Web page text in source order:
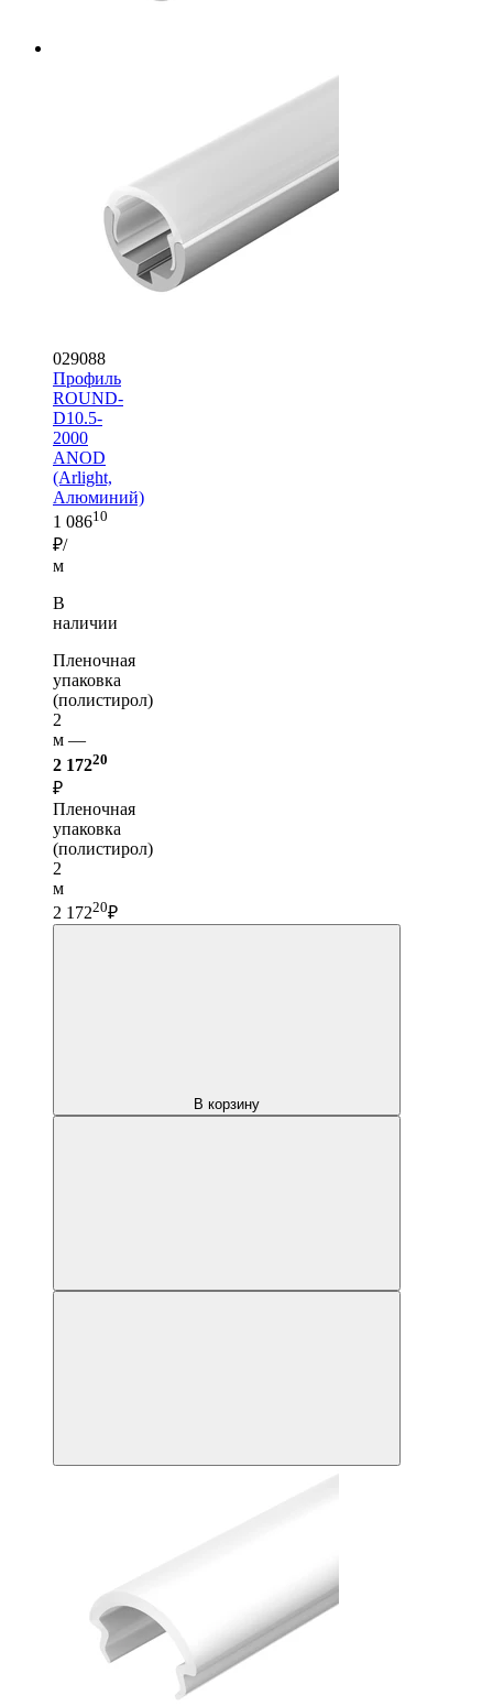
029088
Профиль
ROUND-
D10.5-
2000
ANOD
(Arlight,
Алюминий)
1 08610
₽/
м
В
наличии
Пленочная
упаковка
(полистирол)
2
м —
2 17220
₽
Пленочная
упаковка
(полистирол)
2
м
2 17220₽
В корзину